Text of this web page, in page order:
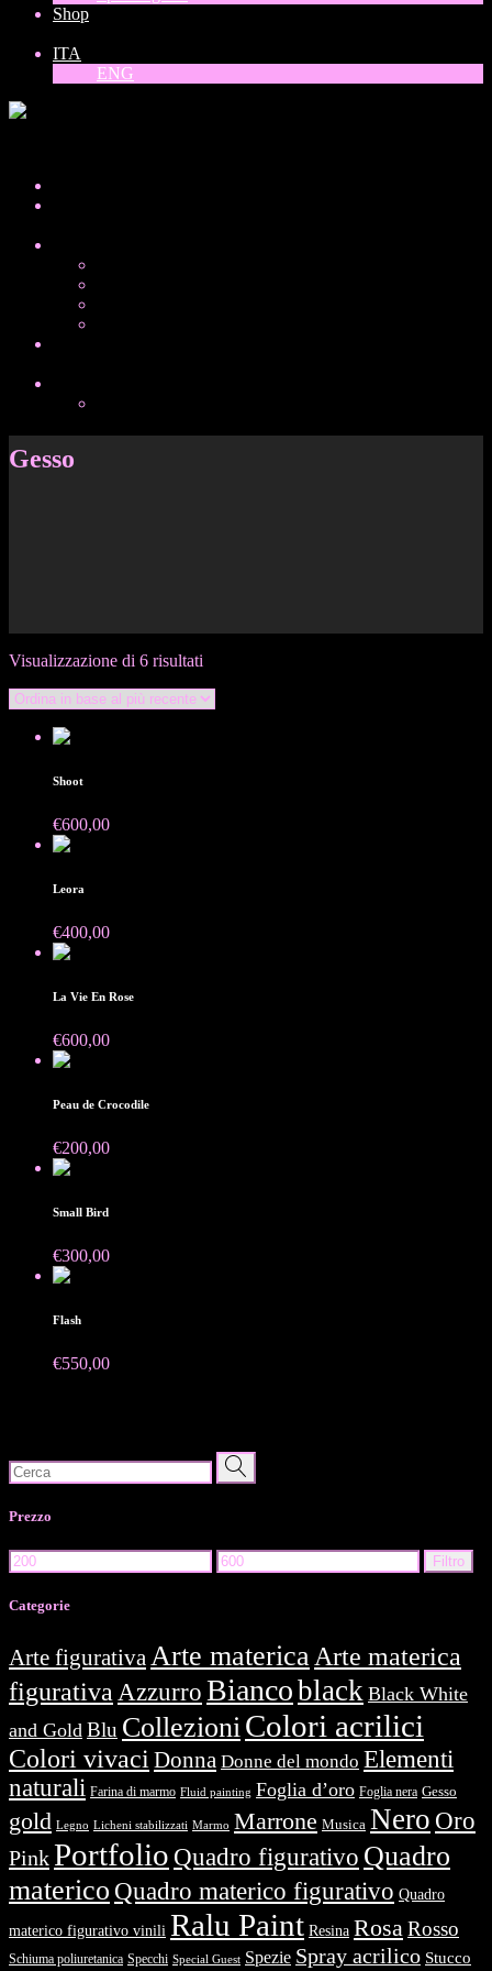
Shop
ITA
ENG
Gesso
Visualizzazione di 6 risultati
base
Shoot
€600,00
Leora
€400,00
La Vie En Rose
€600,00
Peau de Crocodile
€200,00
Small Bird
€300,00
Flash
€550,00
Search
for:
Prezzo
Prezzo
Min
Prezzo
Max
Filtro
Categorie
Arte figurativaArte materica Arte materica
figurativa Azzurro Biancoblack Black White
and Gold Blu CollezioniColori acrilici
Colori vivaciDonna Donne del mondo Elementi
naturali Farina di marmo Fluid painting Foglia d’oro Foglia nera Gesso
gold Legno Licheni stabilizzati Marmo Marrone Musica Nero Oro
PinkPortfolio Quadro figurativo Quadro
materico Quadro materico figurativo Quadro
materico figurativo vinili Ralu Paint Resina RosaRosso
Schiuma poliuretanica Specchi Special Guest Spezie Spray acrilico Stucco